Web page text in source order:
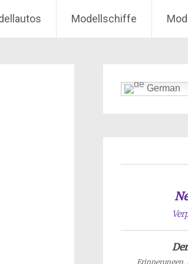
Modellschiffe
German
Erinnerungen,